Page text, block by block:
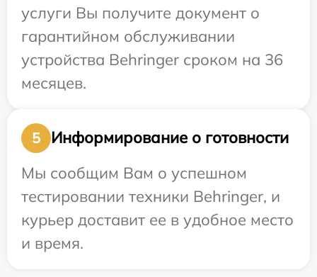
услуги Вы получите документ о
гарантийном обслуживании
устройства Behringer сроком на 36
месяцев.
5
Информирование о готовности
Мы сообщим Вам о успешном
тестировании техники Behringer, и
курьер доставит ее в удобное место
и время.